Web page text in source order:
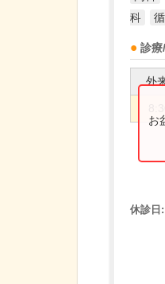
科
診療
外
お
休診日: